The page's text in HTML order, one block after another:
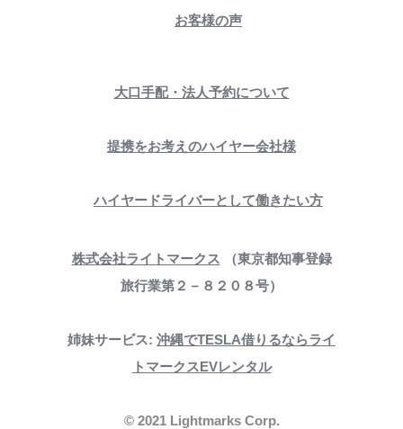
お客様の声
大口手配・法人予約について
提携をお考えのハイヤー会社様
ハイヤードライバーとして働きたい方
株式会社ライトマークス （東京都知事登録
旅行業第２－８２０８号）
姉妹サービス: 沖縄でTESLA借りるならライ
トマークスEVレンタル
©︎ 2021 Lightmarks Corp.